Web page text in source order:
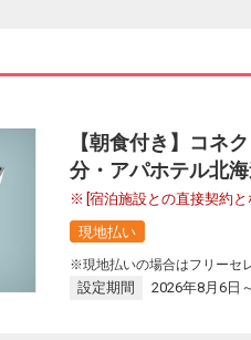
【朝食付き】コネ
分・アパホテル北
[宿泊施設との直接契約と
現地払い
※現地払いの場合はフリーセ
設定期間 2026年8月6日